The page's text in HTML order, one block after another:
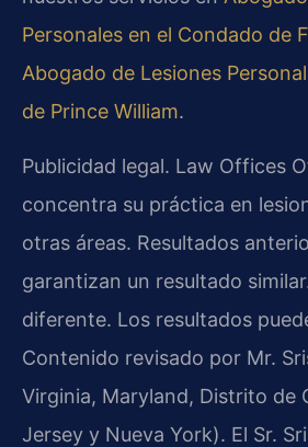
Personales en el Condado de
Abogado de Lesiones
de Prince William.
Publicidad legal. Law Offices
concentra su práctica en
otras áreas. Resultados
garantizan un resultado
diferente. Los resultados
Contenido revisado por Mr.
Virginia, Maryland, Distrito de
Jersey y Nueva York). El Sr.